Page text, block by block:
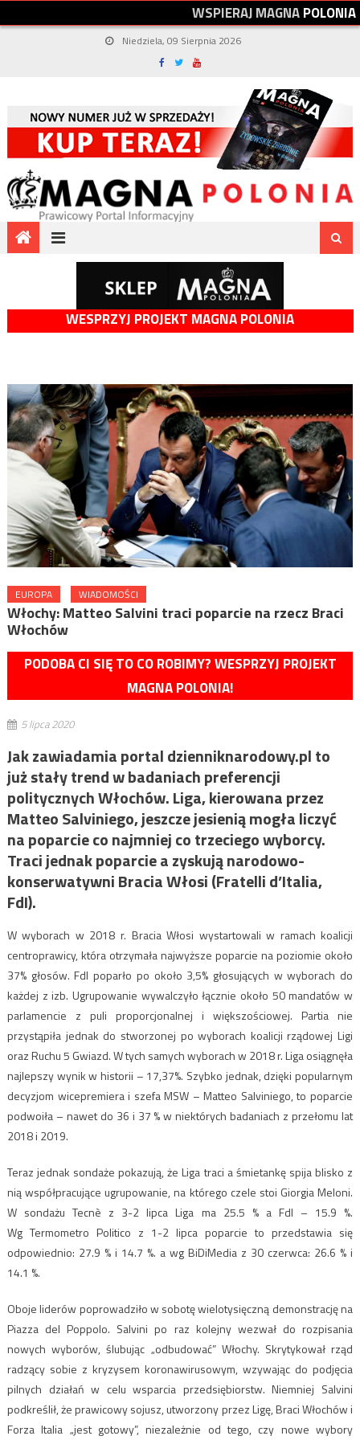
WSPIERAJMAGNAPOLONIA
Niedziela, 09 Sierpnia 2026
WESPRZYJ PROJEKT MAGNA POLONIA
EUROPA WIADOMOŚCI
Włochy: Matteo Salvini traci poparcie na rzecz Braci
Włochów
PODOBA CI SIĘ TO CO ROBIMY? WESPRZYJ PROJEKT
MAGNA POLONIA!
5 lipca 2020
Jak zawiadamia portal dzienniknarodowy.pl to
już stały trend w badaniach preferencji
politycznych Włochów. Liga, kierowana przez
Matteo Salviniego, jeszcze jesienią mogła liczyć
na poparcie co najmniej co trzeciego wyborcy.
Traci jednak poparcie a zyskują narodowo-
konserwatywni Bracia Włosi (Fratelli d’Italia,
FdI).
W wyborach w 2018 r. Bracia Włosi wystartowali w ramach koalicji
centroprawicy, która otrzymała najwyższe poparcie na poziomie około
37% głosów. FdI poparło po około 3,5% głosujących w wyborach do
każdej z izb. Ugrupowanie wywalczyło łącznie około 50 mandatów w
parlamencie z puli proporcjonalnej i większościowej. Partia nie
przystąpiła jednak do stworzonej po wyborach koalicji rządowej Ligi
oraz Ruchu 5 Gwiazd. W tych samych wyborach w 2018 r. Liga osiągnęła
najlepszy wynik w historii – 17,37%. Szybko jednak, dzięki popularnym
decyzjom wicepremiera i szefa MSW – Matteo Salviniego, to poparcie
podwoiła – nawet do 36 i 37 % w niektórych badaniach z przełomu lat
2018 i 2019.
Teraz jednak sondaże pokazują, że Liga traci a śmietankę spija blisko z
nią współpracujące ugrupowanie, na którego czele stoi Giorgia Meloni.
W sondażu Tecnè z 3-2 lipca Liga ma 25.5 % a FdI – 15.9 %.
Wg Termometro Politico z 1-2 lipca poparcie to przedstawia się
odpowiednio: 27.9 % i 14.7 %. a wg BiDiMedia z 30 czerwca: 26.6 % i
14.1 %.
Oboje liderów poprowadziło w sobotę wielotysięczną demonstrację na
Piazza del Poppolo. Salvini po raz kolejny wezwał do rozpisania
nowych wyborów, ślubując „odbudować” Włochy. Skrytykował rząd
radzący sobie z kryzysem koronawirusowym, wzywając do podjęcia
pilnych działań w celu wsparcia przedsiębiorstw. Niemniej Salvini
podkreślił, że prawicowy sojusz, utworzony przez Ligę, Braci Włochów i
Forza Italia „jest gotowy”, niezależnie od tego, czy nowe wybory